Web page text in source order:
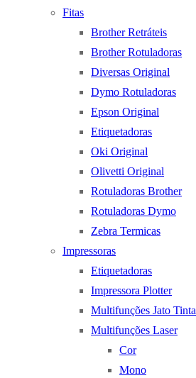
Fitas
Brother Retráteis
Brother Rotuladoras
Diversas Original
Dymo Rotuladoras
Epson Original
Etiquetadoras
Oki Original
Olivetti Original
Rotuladoras Brother
Rotuladoras Dymo
Zebra Termicas
Impressoras
Etiquetadoras
Impressora Plotter
Multifunções Jato Tinta
Multifunções Laser
Cor
Mono